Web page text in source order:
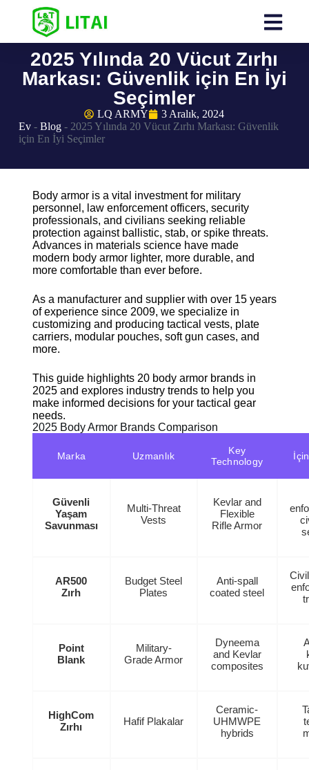
2025 Yılında 20 Vücut Zırhı
Markası: Güvenlik için En İyi
Seçimler
LQ ARMY
3 Aralık, 2024
Ev- Blog- 2025 Yılında 20 Vücut Zırhı Markası: Güvenlik
için En İyi Seçimler
Body armor is a vital investment for military
personnel, law enforcement officers, security
professionals, and civilians seeking reliable
protection against ballistic, stab, or spike threats.
Advances in materials science have made
modern body armor lighter, more durable, and
more comfortable than ever before.
As a manufacturer and supplier with over 15 years
of experience since 2009, we specialize in
customizing and producing tactical vests, plate
carriers, modular pouches, soft gun cases, and
more.
This guide highlights 20 body armor brands in
2025 and explores industry trends to help you
make informed decisions for your tactical gear
needs.
2025 Body Armor Brands Comparison
Marka Uzmanlık
Key
Technology
Güvenli
Yaşam
Savunması
Multi-Threat
Vests
Kevlar and
Flexible
Rifle Armor
AR500
Zırh
Budget Steel
Plates
Anti-spall
coated steel
Point
Blank
Military-
Grade Armor
Dyneema
and Kevlar
composites
HighCom
Zırhı
Hafif Plakalar
Ceramic-
UHMWPE
hybrids